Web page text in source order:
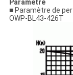
Paramètre
■ Paramètre de
OWP-BL43-426T